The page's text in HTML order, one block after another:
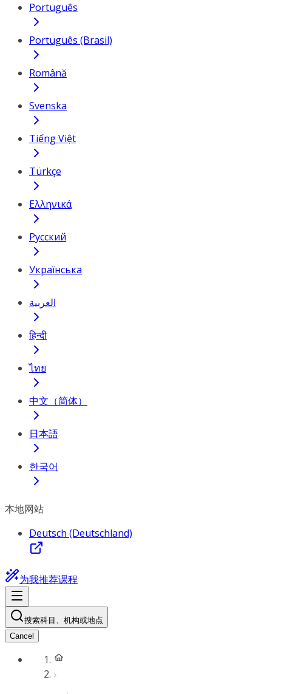
Português
Português (Brasil)
Română
Svenska
Tiếng Việt
Türkçe
Ελληνικά
Русский
Українська
العربية
हिन्दी
ไทย
中文（简体）
日本語
한국어
本地网站
Deutsch (Deutschland)
为我推荐课程
搜索科目、机构或地点
Cancel